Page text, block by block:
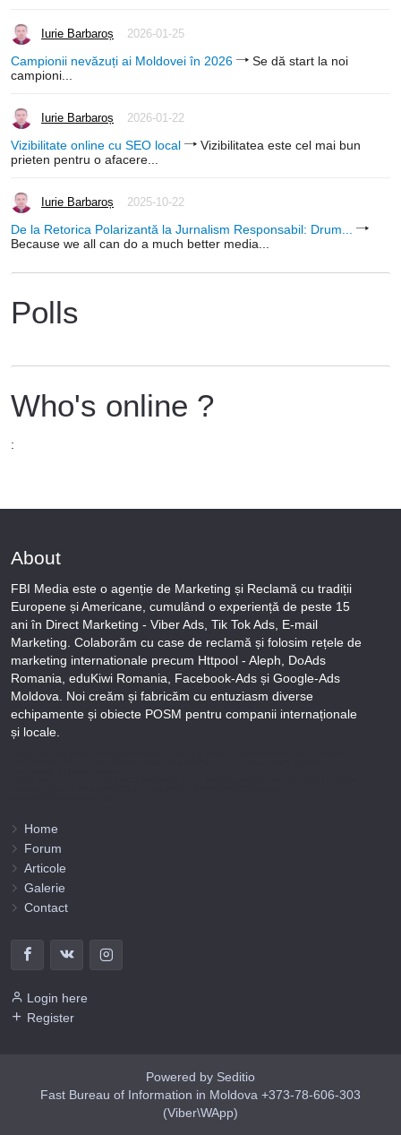
Iurie Barbaroș 2026-01-25
Campionii nevăzuți ai Moldovei în 2026
Se dă start la noi
campioni...
Iurie Barbaroș 2026-01-22
Vizibilitate online cu SEO local
Vizibilitatea este cel mai bun
prieten pentru o afacere...
Iurie Barbaroș 2025-10-22
De la Retorica Polarizantă la Jurnalism Responsabil: Drum...
Because we all can do a much better media...
Polls
Who's online ?
:
About
FBI Media este o agenție de Marketing și Reclamă cu tradiții
Europene și Americane, cumulând o experiență de peste 15
ani în Direct Marketing - Viber Ads, Tik Tok Ads, E-mail
Marketing. Colaborăm cu case de reclamă și folosim rețele de
marketing internationale precum Httpool - Aleph, DoAds
Romania, eduKiwi Romania, Facebook-Ads și Google-Ads
Moldova. Noi creăm și fabricăm cu entuziasm diverse
echipamente și obiecte POSM pentru companii internaționale
și locale.
Home
Forum
Articole
Galerie
Contact
Login here
Register
Powered by Seditio
Fast Bureau of Information in Moldova +373-78-606-303
(Viber\WApp)